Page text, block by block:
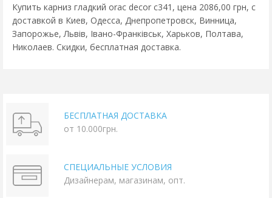
Купить карниз гладкий orac decor c341, цена 2086,00 грн, с
доставкой в Киев, Одесса, Днепропетровск, Винница,
Запорожье, Львів, Івано-Франківськ, Харьков, Полтава,
Николаев. Скидки, бесплатная доставка.
БЕСПЛАТНАЯ ДОСТАВКА
от 10.000грн.
СПЕЦИАЛЬНЫЕ УСЛОВИЯ
Дизайнерам, магазинам, опт.